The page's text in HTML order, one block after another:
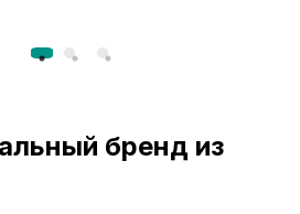
бренд из